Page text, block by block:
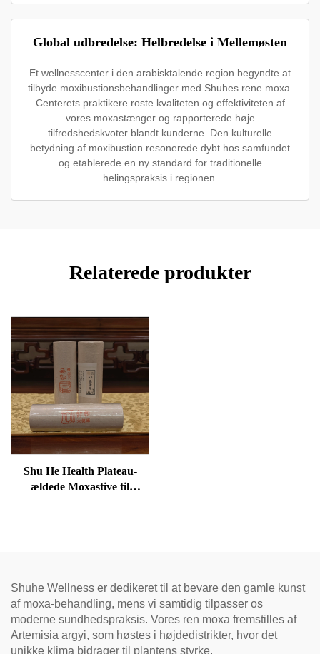
Global udbredelse: Helbredelse i Mellemøsten
Et wellnesscenter i den arabisktalende region begyndte at
tilbyde moxibustionsbehandlinger med Shuhes rene moxa.
Centerets praktikere roste kvaliteten og effektiviteten af
vores moxastænger og rapporterede høje
tilfredshedskvoter blandt kunderne. Den kulturelle
betydning af moxibustion resonerede dybt hos samfundet
og etablerede en ny standard for traditionelle
helingspraksis i regionen.
Relaterede produkter
Shu He Health Plateau-
ældede Moxastive til
Shuhe Wellness er dedikeret til at bevare den gamle kunst
af moxa-behandling, mens vi samtidig tilpasser os
moderne sundhedspraksis. Vores ren moxa fremstilles af
Artemisia argyi, som høstes i højdedistrikter, hvor det
unikke klima bidrager til plantens styrke.